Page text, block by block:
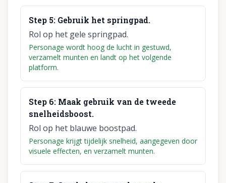
Step 5: Gebruik het springpad.
Rol op het gele springpad.
Personage wordt hoog de lucht in gestuwd,
verzamelt munten en landt op het volgende
platform.
Step 6: Maak gebruik van de tweede
snelheidsboost.
Rol op het blauwe boostpad.
Personage krijgt tijdelijk snelheid, aangegeven door
visuele effecten, en verzamelt munten.